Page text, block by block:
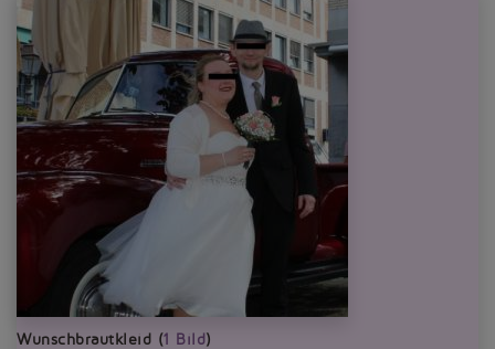
Wunschbrautkleid (1 Bild)